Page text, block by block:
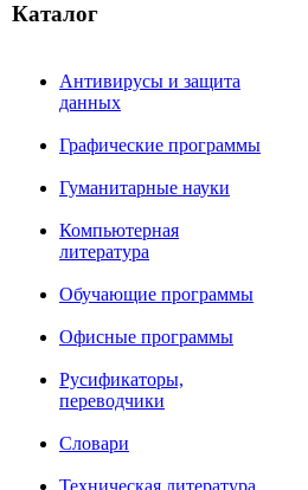
Каталог
Антивирусы и защита
данных
Графические программы
Гуманитарные науки
Компьютерная
литература
Обучающие программы
Офисные программы
Русификаторы,
переводчики
Словари
Техническая литература